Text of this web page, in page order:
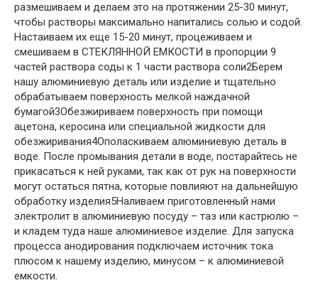
размешиваем и делаем это на протяжении 25-30 минут,
чтобы растворы максимально напитались солью и содой.
Настаиваем их еще 15-20 минут, процеживаем и
смешиваем в СТЕКЛЯННОЙ ЕМКОСТИ в пропорции 9
частей раствора соды к 1 части раствора соли2Берем
нашу алюминиевую деталь или изделие и тщательно
обрабатываем поверхность мелкой наждачной
бумагой3Обезжириваем поверхность при помощи
ацетона, керосина или специальной жидкости для
обезжиривания4Ополаскиваем алюминиевую деталь в
воде. После промывания детали в воде, постарайтесь не
прикасаться к ней руками, так как от рук на поверхности
могут остаться пятна, которые повлияют на дальнейшую
обработку изделия5Наливаем приготовленный нами
электролит в алюминиевую посуду – таз или кастрюлю –
и кладем туда наше алюминиевое изделие. Для запуска
процесса анодирования подключаем источник тока
плюсом к нашему изделию, минусом – к алюминиевой
емкости.